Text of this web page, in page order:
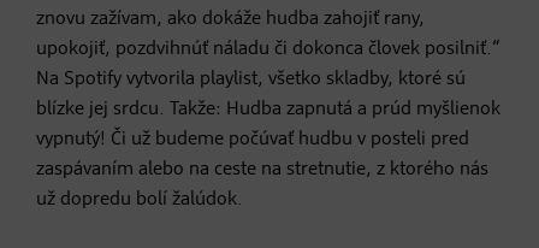
znovu zažívam, ako dokáže hudba zahojiť rany,
upokojiť, pozdvihnúť náladu či dokonca človek posilniť.“
Na Spotify vytvorila playlist, všetko skladby, ktoré sú
blízke jej srdcu. Takže: Hudba zapnutá a prúd myšlienok
vypnutý! Či už budeme počúvať hudbu v posteli pred
zaspávaním alebo na ceste na stretnutie, z ktorého nás
už dopredu bolí žalúdok.